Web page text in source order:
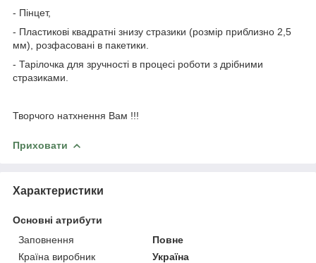
- Пінцет,
- Пластикові квадратні знизу стразики (розмір приблизно 2,5
мм), розфасовані в пакетики.
- Тарілочка для зручності в процесі роботи з дрібними
стразиками.
Творчого натхнення Вам !!!
Приховати
Характеристики
Основні атрибути
Заповнення
Повне
Країна виробник
Україна